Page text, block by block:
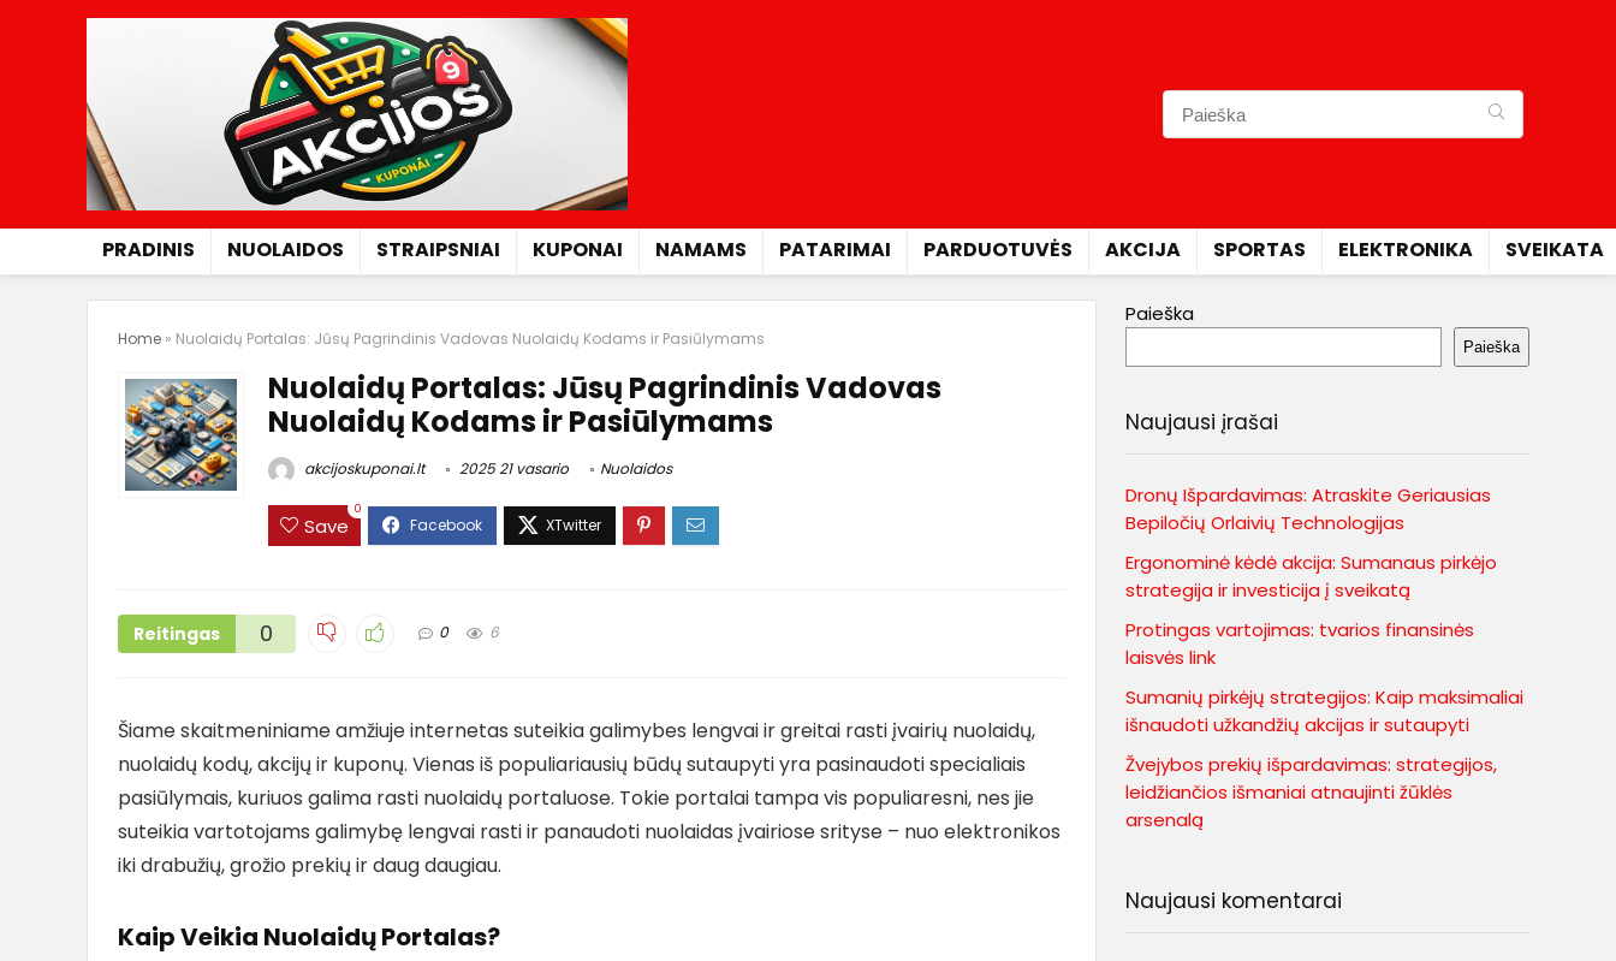
PRADINIS NUOLAIDOS STRAIPSNIAI KUPONAI NAMAMS PATARIMAI PARDUOTUVĖS AKCIJA SPORTAS ELEKTRONIKA SVEIKATA
Home » Nuolaidų Portalas: Jūsų Pagrindinis Vadovas Nuolaidų Kodams ir Pasiūlymams
Nuolaidų Portalas: Jūsų Pagrindinis Vadovas
Nuolaidų Kodams ir Pasiūlymams
akcijoskuponai.lt 2025 21 vasario Nuolaidos
Save
0
Reitingas 0 0 6
Šiame skaitmeniniame amžiuje internetas suteikia galimybes lengvai ir greitai rasti įvairių nuolaidų,
nuolaidų kodų, akcijų ir kuponų. Vienas iš populiariausių būdų sutaupyti yra pasinaudoti specialiais
pasiūlymais, kuriuos galima rasti nuolaidų portaluose. Tokie portalai tampa vis populiaresni, nes jie
suteikia vartotojams galimybę lengvai rasti ir panaudoti nuolaidas įvairiose srityse – nuo elektronikos
iki drabužių, grožio prekių ir daug daugiau.
Kaip Veikia Nuolaidų Portalas?
Paieška
Paieška
Naujausi įrašai
Dronų Išpardavimas: Atraskite Geriausias
Bepiločių Orlaivių Technologijas
Ergonominė kėdė akcija: Sumanaus pirkėjo
strategija ir investicija į sveikatą
Protingas vartojimas: tvarios finansinės
laisvės link
Sumanių pirkėjų strategijos: Kaip maksimaliai
išnaudoti užkandžių akcijas ir sutaupyti
Žvejybos prekių išpardavimas: strategijos,
leidžiančios išmaniai atnaujinti žūklės
arsenalą
Naujausi komentarai